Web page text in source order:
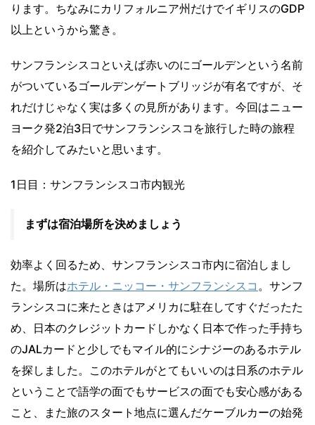
ります。ちなみにカリフォルニア州だけでイギリスのGDP
以上というから驚き。
サンフランシスコといえば赤いのにゴールデンという名前
がついているゴールデンゲートブリッジが有名ですが、そ
れだけじゃなく実は多くの見所があります。今回はニュー
ヨーク発2泊3日でサンフランシスコを旅行した時の旅程
を紹介してみたいと思います。
1日目：サンフランシスコ市内観光
まずは宿泊場所を決めましょう
効率よく回るため、サンフランシスコ市内に宿泊しまし
た。場所はホテル・ニッコー・サンフランシスコ 。サンフ
ランシスコに来たときはアメリカに駐在してすぐだったた
め、日本のクレジットカードしかなく日本で作った手持ち
のJALカードと少しでもマイル的にシナジーのあるホテル
を探しました。このホテルがとてもいいのは日系のホテル
ということで語学の面でもサービスの面でも安心感がある
こと、また旅のスタート地点に選んだケーブルカーの始発